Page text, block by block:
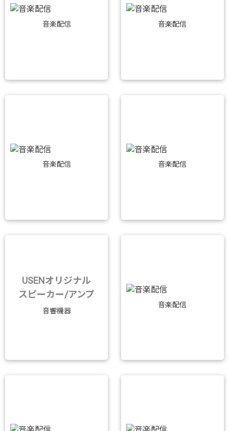
音楽配信 音楽配信
音楽配信 音楽配信
USENオリジナル
スピーカー/アンプ
音響機器
音楽配信